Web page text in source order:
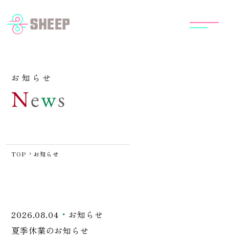
採用情報
ご相談・お問い合わせはこちら
お知らせ
News
TOP お知らせ
2026.08.04
お知らせ
夏季休業のお知らせ